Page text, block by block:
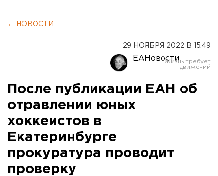
← НОВОСТИ
29 НОЯБРЯ 2022 В 15:49
ЕАНовости
После публикации ЕАН об
отравлении юных
хоккеистов в
Екатеринбурге
прокуратура проводит
проверку